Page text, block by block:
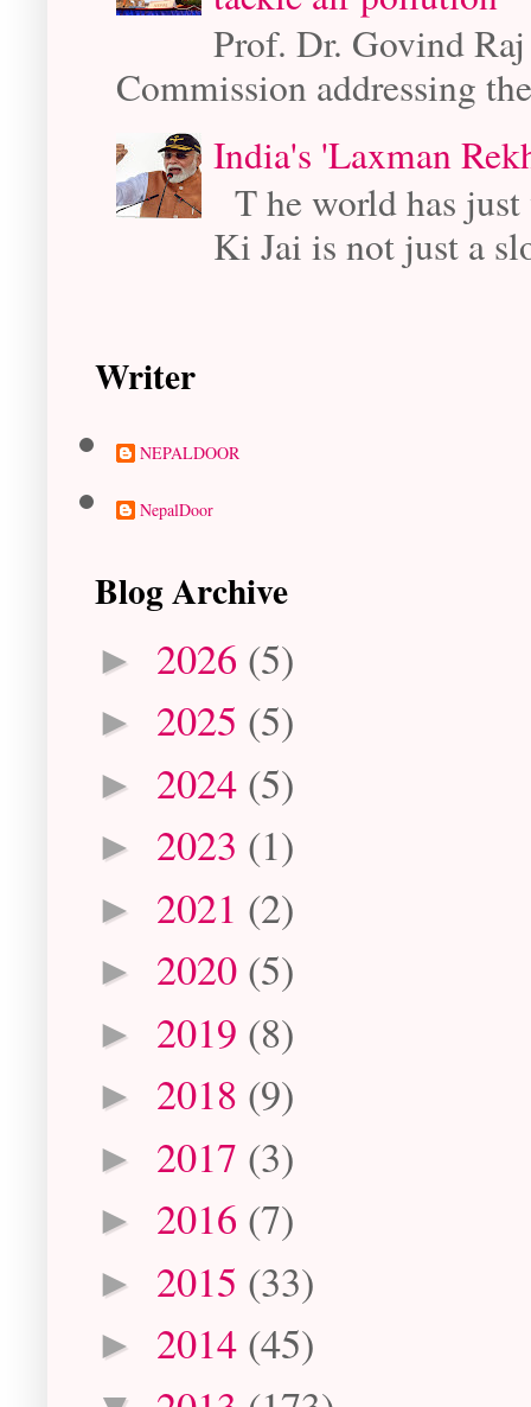
Prof. Dr. Govind
Commission addressing
India's 'Laxman
T he world has
Ki Jai is not just a
Writer
NEPALDOOR
NepalDoor
Blog Archive
► 2026 (5)
► 2025 (5)
► 2024 (5)
► 2023 (1)
► 2021 (2)
► 2020 (5)
► 2019 (8)
► 2018 (9)
► 2017 (3)
► 2016 (7)
► 2015 (33)
► 2014 (45)